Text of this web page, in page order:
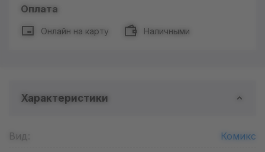
Оплата
Онлайн на карту Наличными
Характеристики
Вид: Комикс